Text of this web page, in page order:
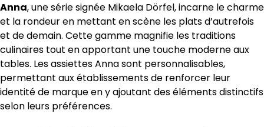
Anna, une série signée Mikaela Dörfel, incarne le charme
et la rondeur en mettant en scène les plats d’autrefois
et de demain. Cette gamme magnifie les traditions
culinaires tout en apportant une touche moderne aux
tables. Les assiettes Anna sont personnalisables,
permettant aux établissements de renforcer leur
identité de marque en y ajoutant des éléments distinctifs
selon leurs préférences.